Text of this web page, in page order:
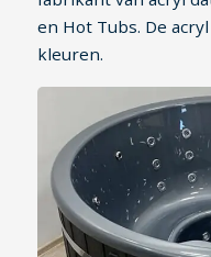
en Hot Tubs. De
kleuren.